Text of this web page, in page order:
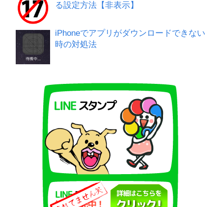
る設定方法【非表示】
iPhoneでアプリがダウンロードできない
時の対処法